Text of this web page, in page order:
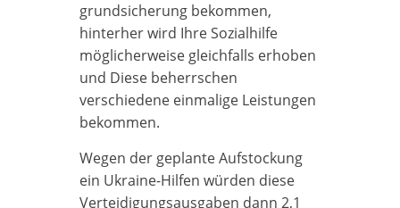
grundsicherung bekommen,
hinterher wird Ihre Sozialhilfe
möglicherweise gleichfalls erhoben
und Diese beherrschen
verschiedene einmalige Leistungen
bekommen.
Wegen der geplante Aufstockung
ein Ukraine-Hilfen würden diese
Verteidigungsausgaben dann 2,1